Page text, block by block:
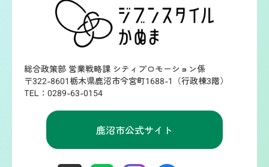
総合政策部 営業戦略課 シティプロモーション係
〒322-8601栃木県鹿沼市今宮町1688-1（行政棟3階）
TEL：0289-63-0154
鹿沼市公式サイト